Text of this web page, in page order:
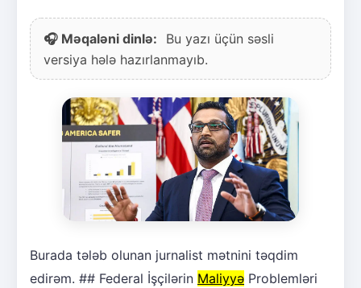
🎧 Məqaləni dinlə:
Bu yazı üçün səsli
versiya hələ hazırlanmayıb.
Burada tələb olunan jurnalist mətnini təqdim
edirəm. ## Federal İşçilərin Maliyyə Problemləri